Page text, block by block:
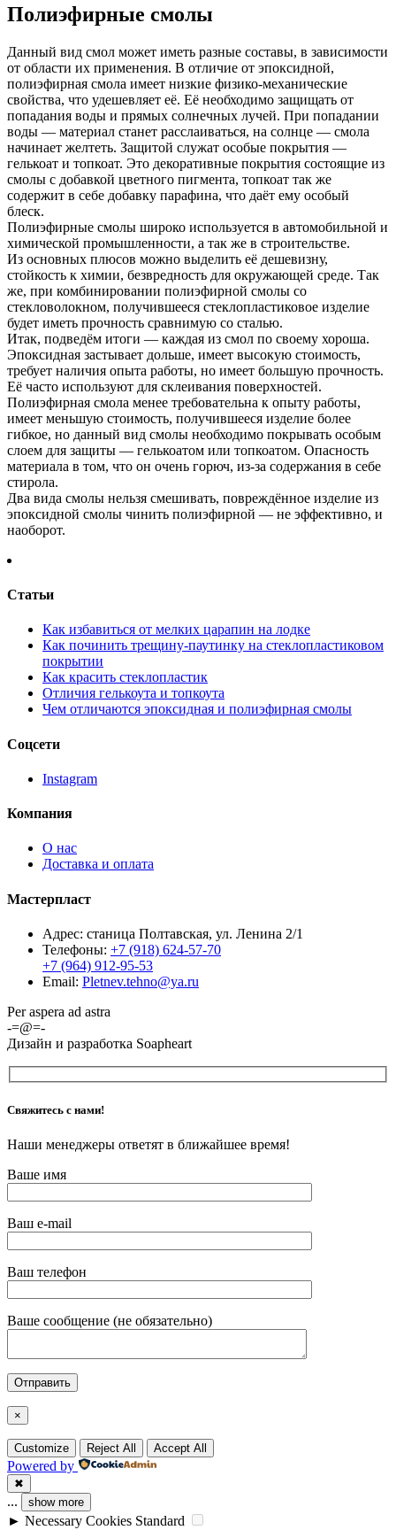
Полиэфирные смолы
Данный вид смол может иметь разные составы, в зависимости
от области их применения. В отличие от эпоксидной,
полиэфирная смола имеет низкие физико-механические
свойства, что удешевляет её. Её необходимо защищать от
попадания воды и прямых солнечных лучей. При попадании
воды — материал станет расслаиваться, на солнце — смола
начинает желтеть. Защитой служат особые покрытия —
гелькоат и топкоат. Это декоративные покрытия состоящие из
смолы с добавкой цветного пигмента, топкоат так же
содержит в себе добавку парафина, что даёт ему особый
блеск.
Полиэфирные смолы широко используется в автомобильной и
химической промышленности, а так же в строительстве.
Из основных плюсов можно выделить её дешевизну,
стойкость к химии, безвредность для окружающей среде. Так
же, при комбинировании полиэфирной смолы со
стекловолокном, получившееся стеклопластиковое изделие
будет иметь прочность сравнимую со сталью.
Итак, подведём итоги — каждая из смол по своему хороша.
Эпоксидная застывает дольше, имеет высокую стоимость,
требует наличия опыта работы, но имеет большую прочность.
Её часто используют для склеивания поверхностей.
Полиэфирная смола менее требовательна к опыту работы,
имеет меньшую стоимость, получившееся изделие более
гибкое, но данный вид смолы необходимо покрывать особым
слоем для защиты — гелькоатом или топкоатом. Опасность
материала в том, что он очень горюч, из-за содержания в себе
стирола.
Два вида смолы нельзя смешивать, повреждённое изделие из
эпоксидной смолы чинить полиэфирной — не эффективно, и
наоборот.
Статьи
Как избавиться от мелких царапин на лодке
Как починить трещину-паутинку на стеклопластиковом
покрытии
Как красить стеклопластик
Отличия гелькоута и топкоута
Чем отличаются эпоксидная и полиэфирная смолы
Соцсети
Instagram
Компания
О нас
Доставка и оплата
Мастерпласт
Адрес: станица Полтавская, ул. Ленина 2/1
Телефоны: +7 (918) 624-57-70
+7 (964) 912-95-53
Email: Pletnev.tehno@ya.ru
Per aspera ad astra
-=@=-
Дизайн и разработка Soapheart
Свяжитесь с нами!
Наши менеджеры ответят в ближайшее время!
Ваше имя
Ваш e-mail
Ваш телефон
Ваше сообщение (не обязательно)
×
Customize Reject All Accept All
Powered by
✖
... show more
► Necessary Cookies Standard